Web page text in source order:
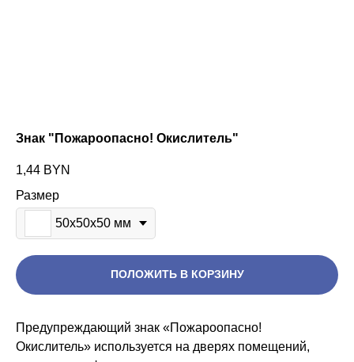
Знак "Пожароопасно! Окислитель"
1,44 BYN
Размер
50х50х50 мм
ПОЛОЖИТЬ В КОРЗИНУ
Предупреждающий знак «Пожароопасно!
Окислитель» используется на дверях помещений,